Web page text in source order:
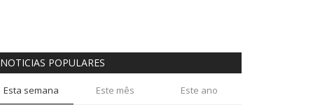
NOTICIAS POPULARES
Esta semana Este mês Este ano